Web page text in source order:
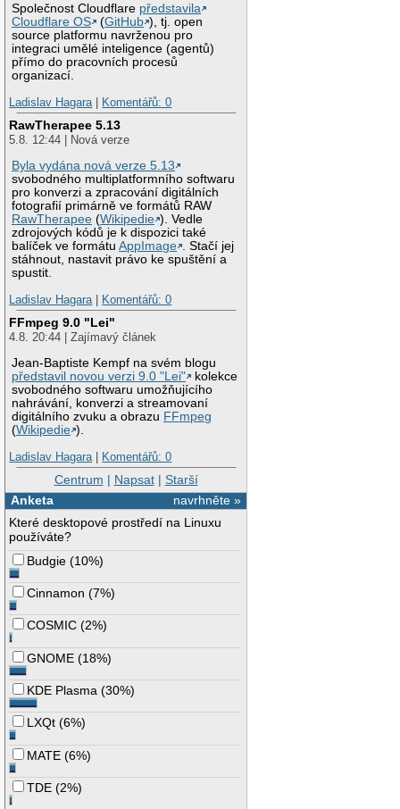
Společnost Cloudflare představila
Cloudflare OS
(GitHub ), tj. open
source platformu navrženou pro
integraci umělé inteligence (agentů)
přímo do pracovních procesů
organizací.
Ladislav Hagara | Komentářů: 0
RawTherapee 5.13
5.8. 12:44 | Nová verze
Byla vydána nová verze 5.13
svobodného multiplatformního softwaru
pro konverzi a zpracování digitálních
fotografií primárně ve formátů RAW
RawTherapee (Wikipedie ). Vedle
zdrojových kódů je k dispozici také
balíček ve formátuAppImage
. Stačí jej
stáhnout, nastavit právo ke spuštění a
spustit.
Ladislav Hagara | Komentářů: 0
FFmpeg 9.0 "Lei"
4.8. 20:44 | Zajímavý článek
Jean-Baptiste Kempf na svém blogu
představil novou verzi 9.0 "Lei"
kolekce
svobodného softwaru umožňujícího
nahrávání, konverzi a streamovaní
digitálního zvuku a obrazu FFmpeg
(Wikipedie ).
Ladislav Hagara | Komentářů: 0
Centrum | Napsat| Starší
navrhněte »
Anketa
Které desktopové prostředí na Linuxu
používáte?
Budgie (10%)
Cinnamon (7%)
COSMIC (2%)
GNOME (18%)
KDE Plasma (30%)
LXQt (6%)
MATE (6%)
TDE (2%)